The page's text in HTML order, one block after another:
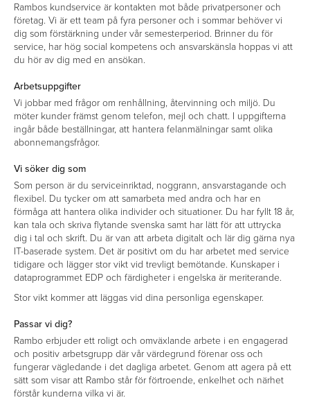
Rambos kundservice är kontakten mot både privatpersoner och
företag. Vi är ett team på fyra personer och i sommar behöver vi
dig som förstärkning under vår semesterperiod. Brinner du för
service, har hög social kompetens och ansvarskänsla hoppas vi att
du hör av dig med en ansökan.
Arbetsuppgifter
Vi jobbar med frågor om renhållning, återvinning och miljö. Du
möter kunder främst genom telefon, mejl och chatt. I uppgifterna
ingår både beställningar, att hantera felanmälningar samt olika
abonnemangsfrågor.
Vi söker dig som
Som person är du serviceinriktad, noggrann, ansvarstagande och
flexibel. Du tycker om att samarbeta med andra och har en
förmåga att hantera olika individer och situationer. Du har fyllt 18 år,
kan tala och skriva flytande svenska samt har lätt för att uttrycka
dig i tal och skrift. Du är van att arbeta digitalt och lär dig gärna nya
IT-baserade system. Det är positivt om du har arbetet med service
tidigare och lägger stor vikt vid trevligt bemötande. Kunskaper i
dataprogrammet EDP och färdigheter i engelska är meriterande.
Stor vikt kommer att läggas vid dina personliga egenskaper.
Passar vi dig?
Rambo erbjuder ett roligt och omväxlande arbete i en engagerad
och positiv arbetsgrupp där vår värdegrund förenar oss och
fungerar vägledande i det dagliga arbetet. Genom att agera på ett
sätt som visar att Rambo står för förtroende, enkelhet och närhet
förstår kunderna vilka vi är.